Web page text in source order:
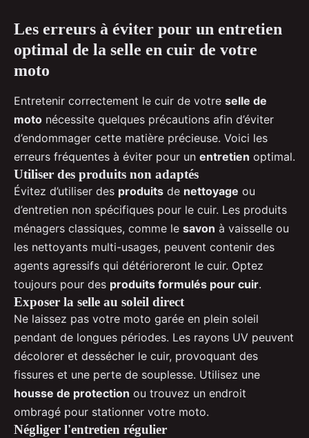
Les erreurs à éviter pour un entretien
optimal de la selle en cuir de votre
moto
Entretenir correctement le cuir de votre selle de
moto nécessite quelques précautions afin d’éviter
d’endommager cette matière précieuse. Voici les
erreurs fréquentes à éviter pour un entretien optimal.
Utiliser des produits non adaptés
Évitez d’utiliser des produits de nettoyage ou
d’entretien non spécifiques pour le cuir. Les produits
ménagers classiques, comme le savon à vaisselle ou
les nettoyants multi-usages, peuvent contenir des
agents agressifs qui détérioreront le cuir. Optez
toujours pour des produits formulés pour cuir.
Exposer la selle au soleil direct
Ne laissez pas votre moto garée en plein soleil
pendant de longues périodes. Les rayons UV peuvent
décolorer et dessécher le cuir, provoquant des
fissures et une perte de souplesse. Utilisez une
housse de protection ou trouvez un endroit
ombragé pour stationner votre moto.
Négliger l'entretien régulier